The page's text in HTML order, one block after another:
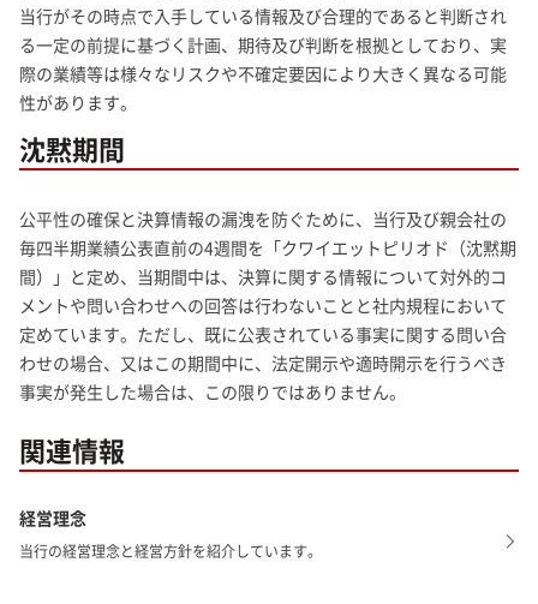
当行がその時点で入手している情報及び合理的であると判断され
る一定の前提に基づく計画、期待及び判断を根拠としており、実
際の業績等は様々なリスクや不確定要因により大きく異なる可能
性があります。
沈黙期間
公平性の確保と決算情報の漏洩を防ぐために、当行及び親会社の
毎四半期業績公表直前の4週間を「クワイエットピリオド（沈黙期
間）」と定め、当期間中は、決算に関する情報について対外的コ
メントや問い合わせへの回答は行わないことと社内規程において
定めています。ただし、既に公表されている事実に関する問い合
わせの場合、又はこの期間中に、法定開示や適時開示を行うべき
事実が発生した場合は、この限りではありません。
関連情報
経営理念
当行の経営理念と経営方針を紹介しています。